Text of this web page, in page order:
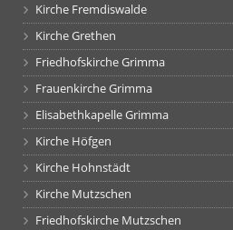
Kirche Fremdiswalde
Kirche Grethen
Friedhofskirche Grimma
Frauenkirche Grimma
Elisabethkapelle Grimma
Kirche Höfgen
Kirche Hohnstädt
Kirche Mutzschen
Friedhofskirche Mutzschen